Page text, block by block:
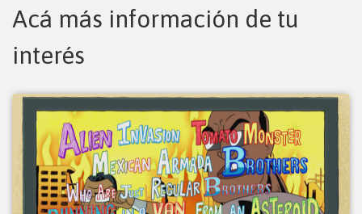
Acá más información de tu
interés